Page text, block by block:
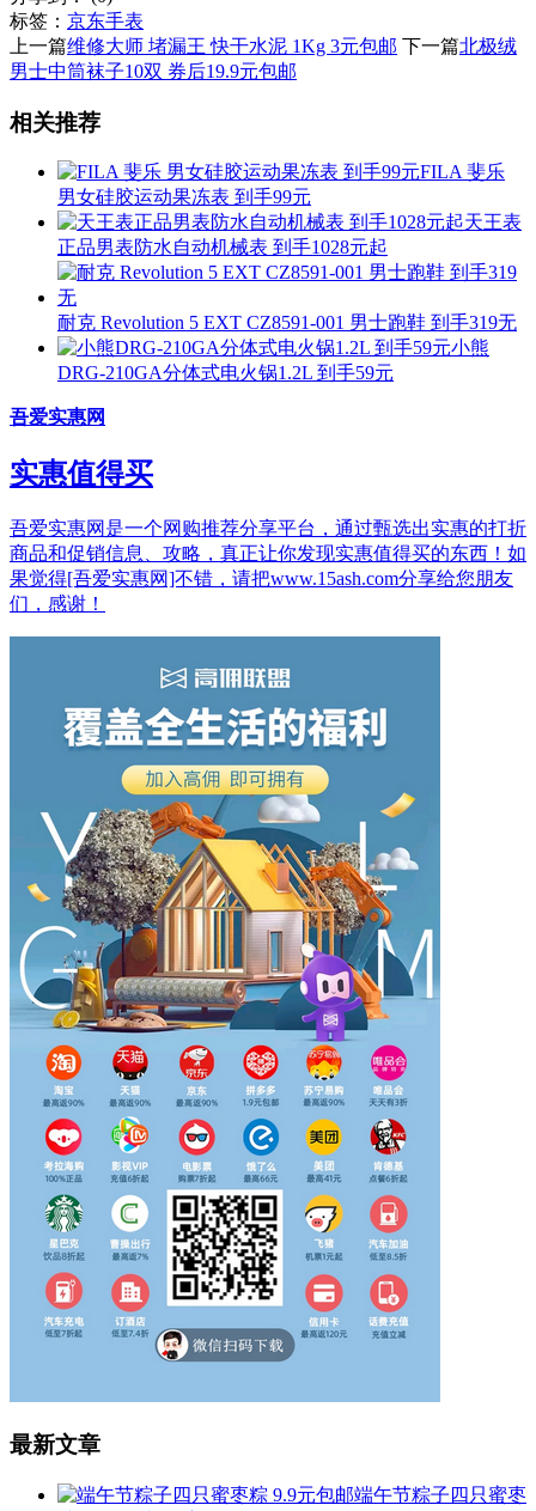
标签： 京东手表
上一篇维修大师 堵漏王 快干水泥 1Kg 3元包邮 下一篇北极绒
男士中筒袜子10双 券后19.9元包邮
相关推荐
FILA 斐乐
男女硅胶运动果冻表 到手99元
天王表
正品男表防水自动机械表 到手1028元起
耐克 Revolution 5 EXT CZ8591-001 男士跑鞋 到手319无
小熊
DRG-210GA分体式电火锅1.2L 到手59元
吾爱实惠网
实惠值得买
吾爱实惠网是一个网购推荐分享平台，通过甄选出实惠的打折
商品和促销信息、攻略，真正让你发现实惠值得买的东西！如
果觉得[吾爱实惠网]不错，请把www.15ash.com分享给您朋友
们，感谢！
最新文章
端午节粽子四只蜜枣